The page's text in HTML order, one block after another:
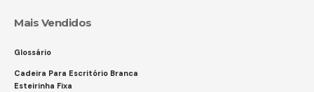
Mais Vendidos
Glossário
Cadeira Para Escritório Branca
Esteirinha Fixa